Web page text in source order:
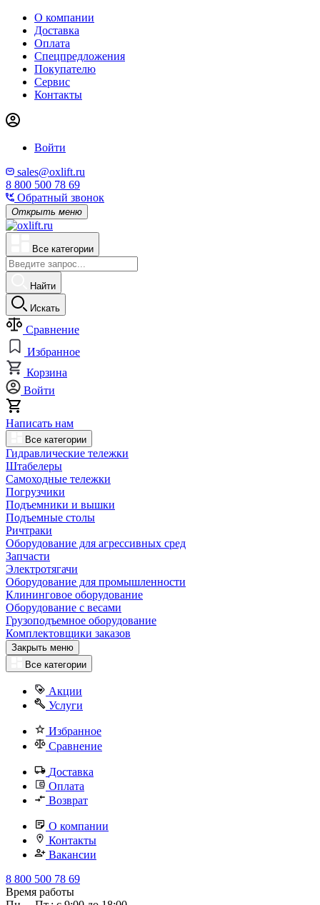
О компании
Доставка
Оплата
Спецпредложения
Покупателю
Сервис
Контакты
Войти
sales@oxlift.ru
8 800 500 78 69
Обратный звонок
Открыть меню
Все категории
Найти
Искать
Сравнение
Избранное
Корзина
Войти
Написать нам
Все категории
Гидравлические тележки
Штабелеры
Самоходные тележки
Погрузчики
Подъемники и вышки
Подъемные столы
Ричтраки
Оборудование для агрессивных сред
Запчасти
Электротягачи
Оборудование для промышленности
Клининговое оборудование
Оборудование с весами
Грузоподъемное оборудование
Комплектовщики заказов
Закрыть меню
Все категории
Акции
Услуги
Избранное
Сравнение
Доставка
Оплата
Возврат
О компании
Контакты
Вакансии
8 800 500 78 69
Время работы